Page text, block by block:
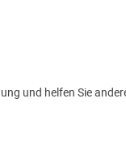
und helfen Sie